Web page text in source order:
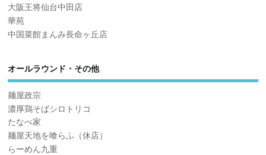
大阪王将仙台中田店
華苑
中国菜館まんみ長命ヶ丘店
オールラウンド・その他
麺屋政宗
濃厚鶏そばシロトリコ
たなべ家
麺屋天地を喰らふ（休店）
らーめん九重